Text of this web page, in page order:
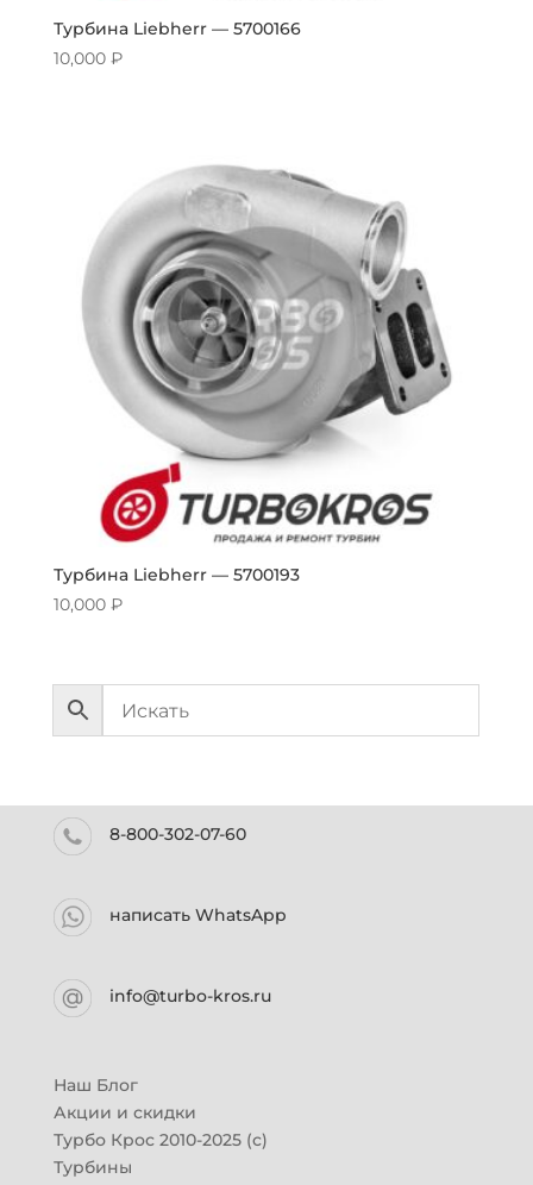
Турбина Liebherr — 5700166
10,000 ₽
Турбина Liebherr — 5700193
10,000 ₽
8-800-302-07-60
написать WhatsApp
info@turbo-kros.ru
Наш Блог
Акции и скидки
Турбо Крос 2010-2025 (с)
Турбины